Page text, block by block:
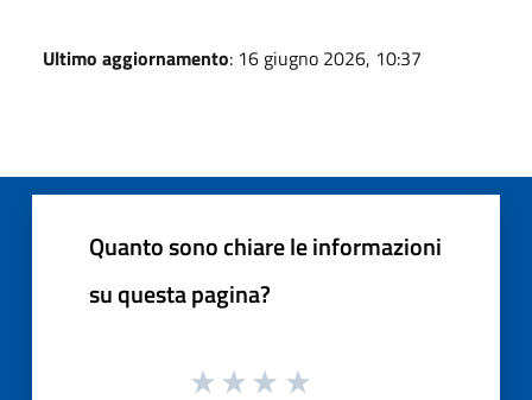
Ultimo aggiornamento: 16 giugno 2026, 10:37
Quanto sono chiare le informazioni
su questa pagina?